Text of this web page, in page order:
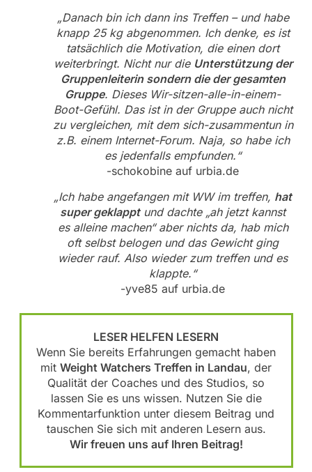
„Danach bin ich dann ins Treffen – und habe
knapp 25 kg abgenommen. Ich denke, es ist
tatsächlich die Motivation, die einen dort
weiterbringt. Nicht nur die Unterstützung der
Gruppenleiterin sondern die der gesamten
Gruppe. Dieses Wir-sitzen-alle-in-einem-
Boot-Gefühl. Das ist in der Gruppe auch nicht
zu vergleichen, mit dem sich-zusammentun in
z.B. einem Internet-Forum. Naja, so habe ich
es jedenfalls empfunden.“
-schokobine auf urbia.de
„Ich habe angefangen mit WW im treffen, hat
super geklapptund dachte „ah jetzt kannst
es alleine machen“ aber nichts da, hab mich
oft selbst belogen und das Gewicht ging
wieder rauf. Also wieder zum treffen und es
klappte.“
-yve85 auf urbia.de
LESER HELFEN LESERN
Wenn Sie bereits Erfahrungen gemacht haben
mit Weight Watchers Treffen in Landau, der
Qualität der Coaches und des Studios, so
lassen Sie es uns wissen. Nutzen Sie die
Kommentarfunktion unter diesem Beitrag und
tauschen Sie sich mit anderen Lesern aus.
Wir freuen uns auf Ihren Beitrag!